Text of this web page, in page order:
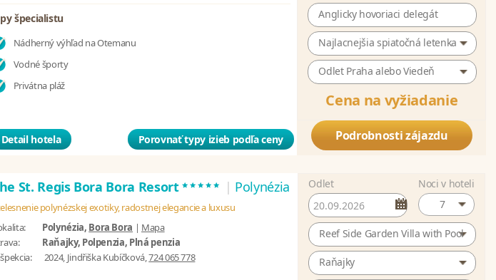
špecialistu
Nádherný výhľad na Otemanu
Vodné športy
Privátna pláž
Detail hotela Porovnať typy izieb podľa ceny
Anglicky hovoriaci delegát
Najlacnejšia spiatočná letenka
Odlet Praha alebo Viedeň
Cena na vyžiadanie
Podrobnosti zájazdu
St. Regis Bora Bora Resort***** | Polynézia
polynézskej exotiky, radostnej elegancie a luxusu
Polynézia, Bora Bora | Mapa
Raňajky, Polpenzia, Plná penzia
2024, Jindřiška Kubíčková,724 065 778
Odlet
Noci v hoteli
7
Reef Side Garden Villa with Pool
Raňajky